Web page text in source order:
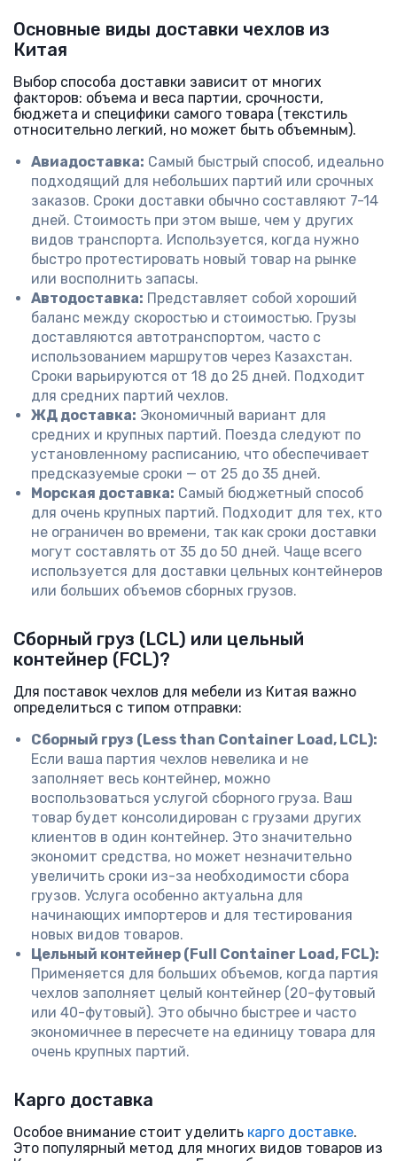
Основные виды доставки чехлов из
Китая
Выбор способа доставки зависит от многих
факторов: объема и веса партии, срочности,
бюджета и специфики самого товара (текстиль
относительно легкий, но может быть объемным).
Авиадоставка: Самый быстрый способ, идеально
подходящий для небольших партий или срочных
заказов. Сроки доставки обычно составляют 7-14
дней. Стоимость при этом выше, чем у других
видов транспорта. Используется, когда нужно
быстро протестировать новый товар на рынке
или восполнить запасы.
Автодоставка: Представляет собой хороший
баланс между скоростью и стоимостью. Грузы
доставляются автотранспортом, часто с
использованием маршрутов через Казахстан.
Сроки варьируются от 18 до 25 дней. Подходит
для средних партий чехлов.
ЖД доставка: Экономичный вариант для
средних и крупных партий. Поезда следуют по
установленному расписанию, что обеспечивает
предсказуемые сроки — от 25 до 35 дней.
Морская доставка: Самый бюджетный способ
для очень крупных партий. Подходит для тех, кто
не ограничен во времени, так как сроки доставки
могут составлять от 35 до 50 дней. Чаще всего
используется для доставки цельных контейнеров
или больших объемов сборных грузов.
Сборный груз (LCL) или цельный
контейнер (FCL)?
Для поставок чехлов для мебели из Китая важно
определиться с типом отправки:
Сборный груз (Less than Container Load, LCL):
Если ваша партия чехлов невелика и не
заполняет весь контейнер, можно
воспользоваться услугой сборного груза. Ваш
товар будет консолидирован с грузами других
клиентов в один контейнер. Это значительно
экономит средства, но может незначительно
увеличить сроки из-за необходимости сбора
грузов. Услуга особенно актуальна для
начинающих импортеров и для тестирования
новых видов товаров.
Цельный контейнер (Full Container Load, FCL):
Применяется для больших объемов, когда партия
чехлов заполняет целый контейнер (20-футовый
или 40-футовый). Это обычно быстрее и часто
экономичнее в пересчете на единицу товара для
очень крупных партий.
Карго доставка
Особое внимание стоит уделить карго доставке.
Это популярный метод для многих видов товаров из